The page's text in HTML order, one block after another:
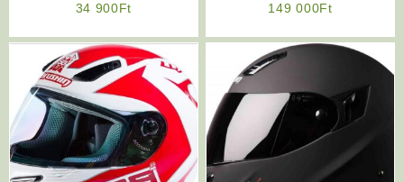
34 900Ft 149 000Ft